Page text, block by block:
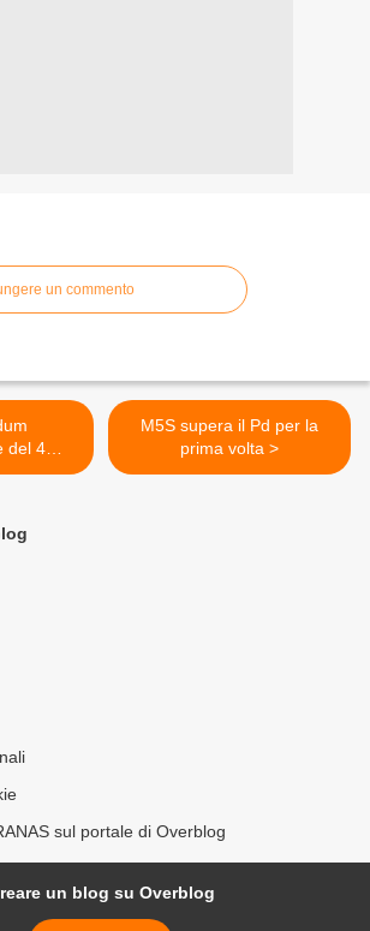
un commento
del 4
perché
M5S supera il Pd per la
prima volta >
sul portale di Overblog
un blog su Overblog